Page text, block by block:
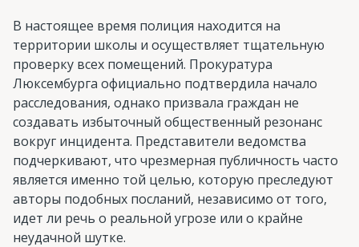
В настоящее время полиция находится на
территории школы и осуществляет тщательную
проверку всех помещений. Прокуратура
Люксембурга официально подтвердила начало
расследования, однако призвала граждан не
создавать избыточный общественный резонанс
вокруг инцидента. Представители ведомства
подчеркивают, что чрезмерная публичность часто
является именно той целью, которую преследуют
авторы подобных посланий, независимо от того,
идет ли речь о реальной угрозе или о крайне
неудачной шутке.